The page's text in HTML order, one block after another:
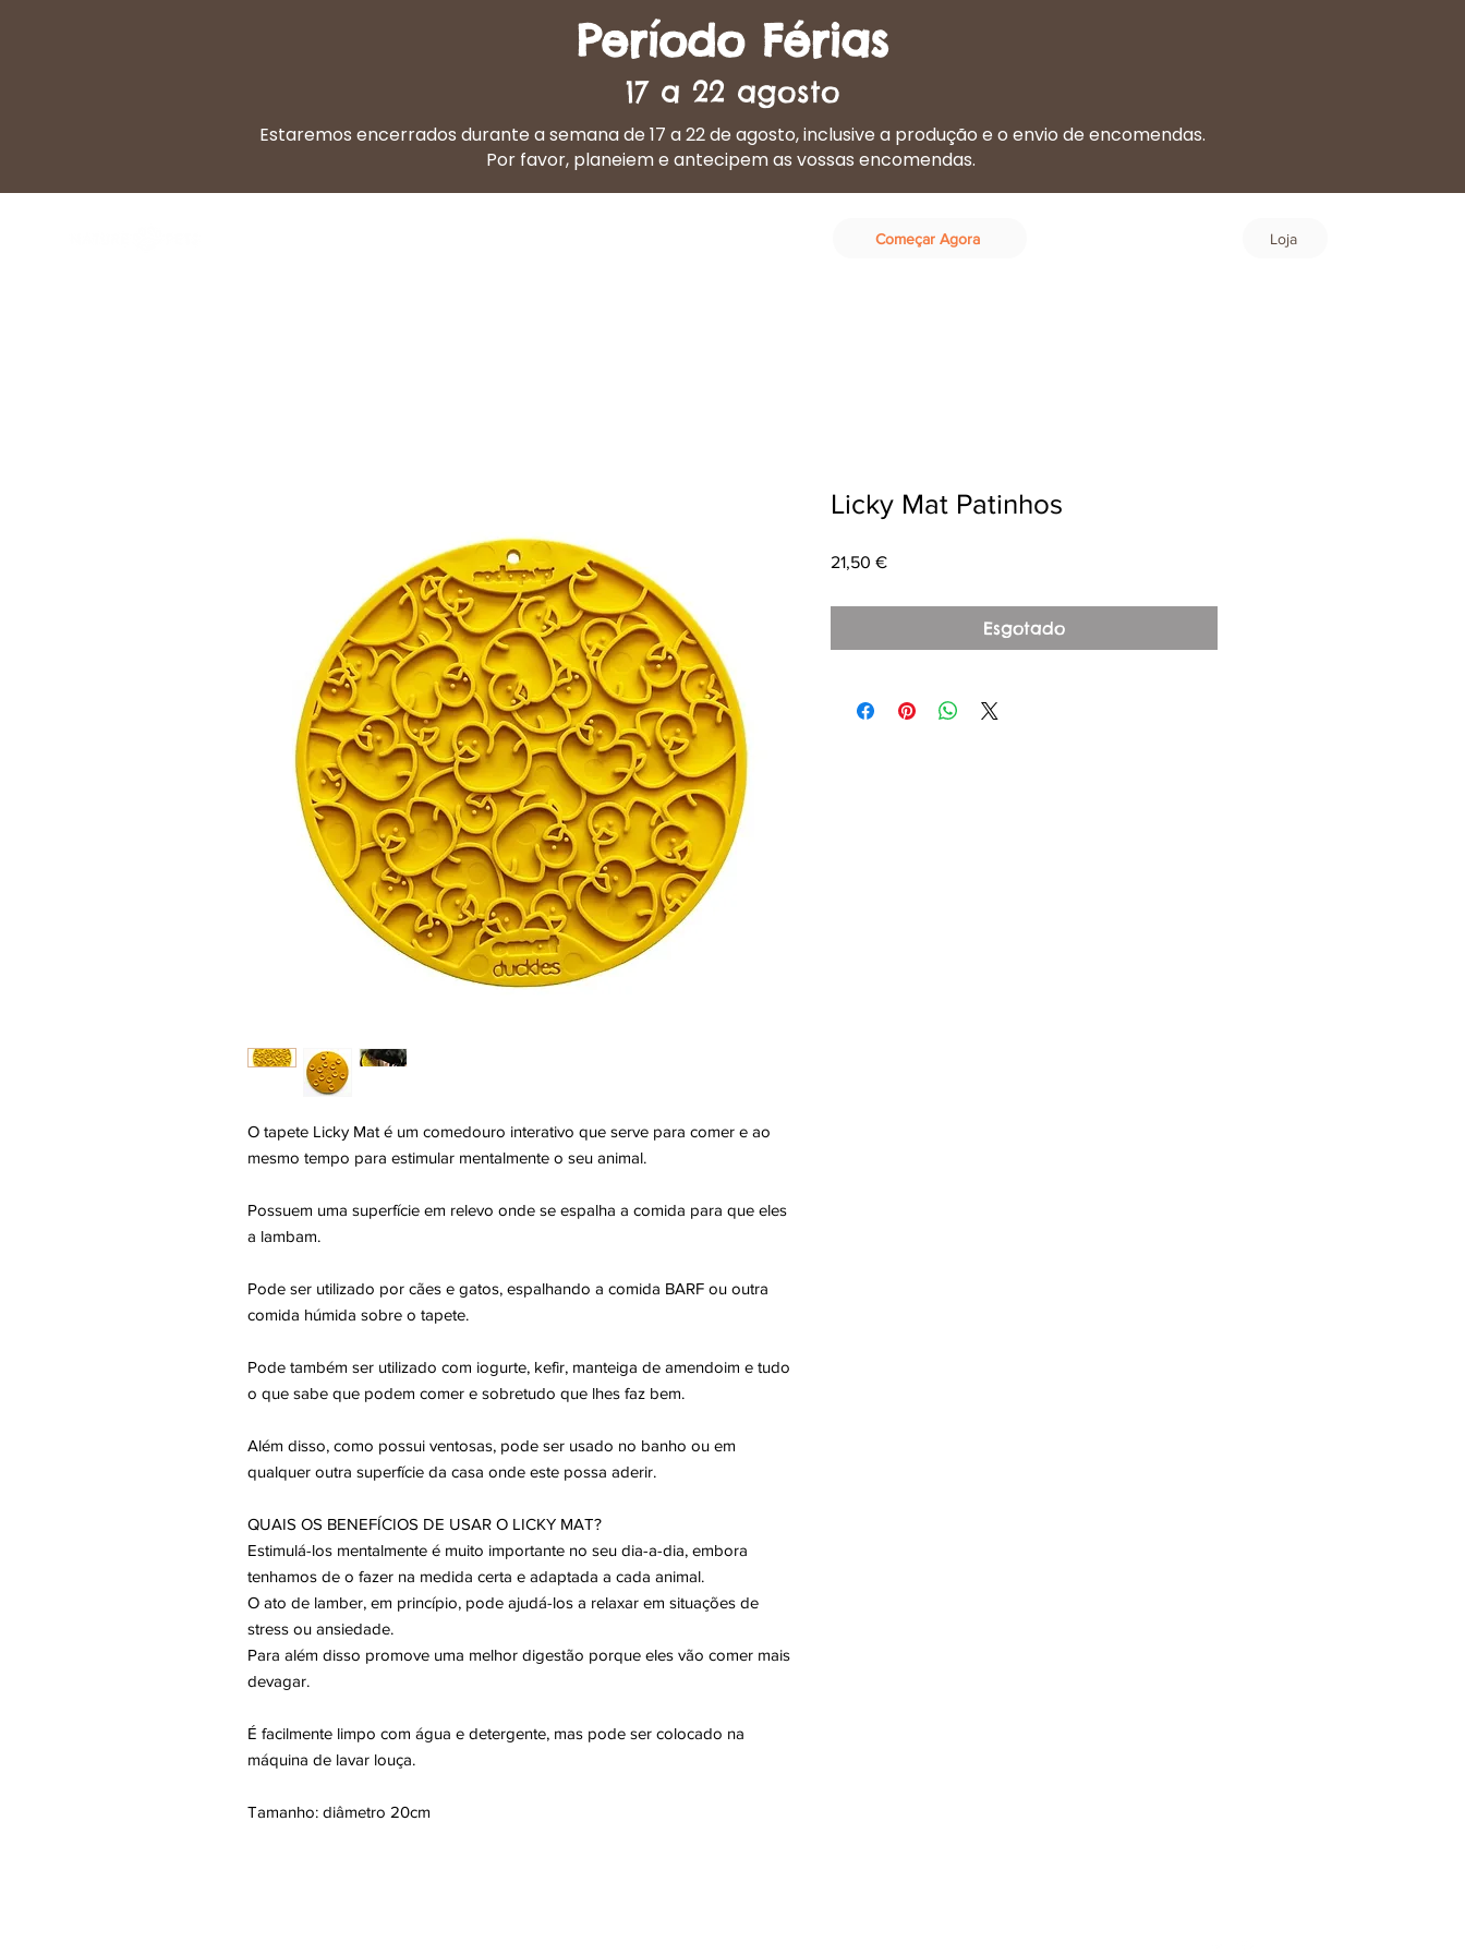
Período Férias
17 a 22 agosto
Estaremos encerrados durante a semana de 17 a 22 de agosto, inclusive a produção e o envio de encomendas.
Por favor, planeiem e antecipem as vossas encomendas.
Começar Agora Loja
O tapete Licky Mat é um comedouro interativo que serve para comer e ao
mesmo tempo para estimular mentalmente o seu animal.
Possuem uma superfície em relevo onde se espalha a comida para que eles
a lambam.
Pode ser utilizado por cães e gatos, espalhando a comida BARF ou outra
comida húmida sobre o tapete.
Pode também ser utilizado com iogurte, kefir, manteiga de amendoim e tudo
o que sabe que podem comer e sobretudo que lhes faz bem.
Além disso, como possui ventosas, pode ser usado no banho ou em
qualquer outra superfície da casa onde este possa aderir.
QUAIS OS BENEFÍCIOS DE USAR O LICKY MAT?
Estimulá-los mentalmente é muito importante no seu dia-a-dia, embora
tenhamos de o fazer na medida certa e adaptada a cada animal.
O ato de lamber, em princípio, pode ajudá-los a relaxar em situações de
stress ou ansiedade.
Para além disso promove uma melhor digestão porque eles vão comer mais
devagar.
É facilmente limpo com água e detergente, mas pode ser colocado na
máquina de lavar louça.
Tamanho: diâmetro 20cm
Licky Mat Patinhos
21,50 €Preço
Esgotado